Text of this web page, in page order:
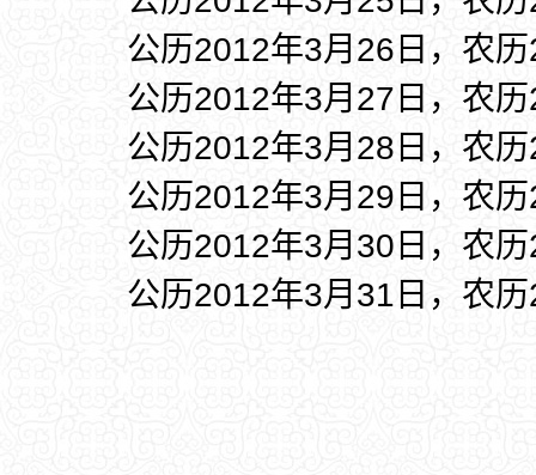
公历2012年3月26日，农
公历2012年3月27日，农
公历2012年3月28日，农
公历2012年3月29日，农
公历2012年3月30日，农
公历2012年3月31日，农